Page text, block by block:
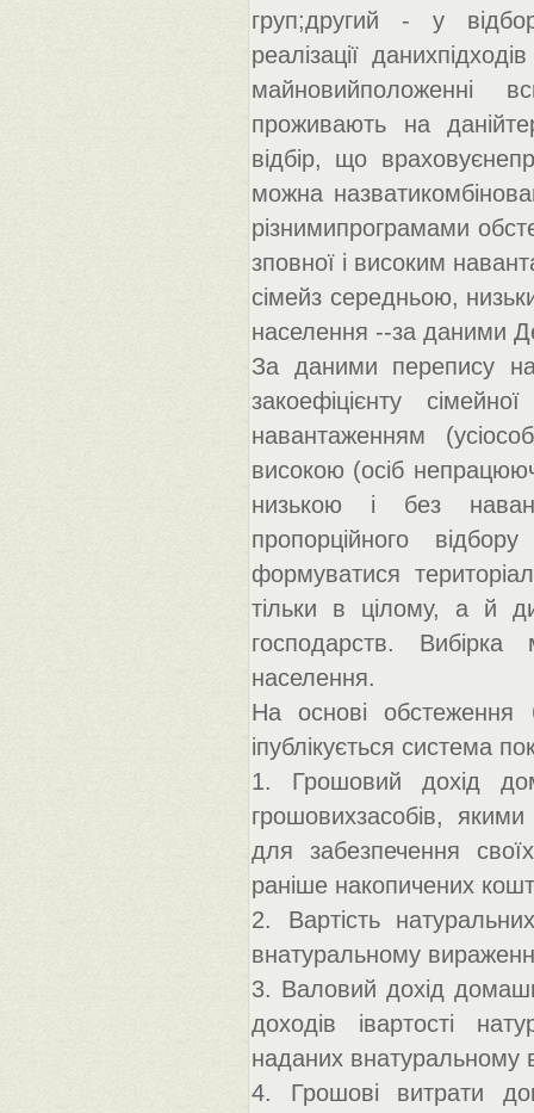
груп;другий - у
реалізації
майновийположенні
проживають на
відбір, що
можна
різнимипрограмами
зповної і високим
сімейз середньою,
населення --за даними
За даними перепису
закоефіцієнту
навантаженням
високою (осіб
низькою і без
пропорційного
формуватися
тільки в цілому, а й
господарств. Вибірка
населення.
На основі обстеження
іпублікується система
1. Грошовий дохід
грошовихзасобів,
для забезпечення
раніше накопичених
2. Вартість
внатуральному
3. Валовий дохід
доходів івартості
наданих внатуральному
4. Грошові витрати